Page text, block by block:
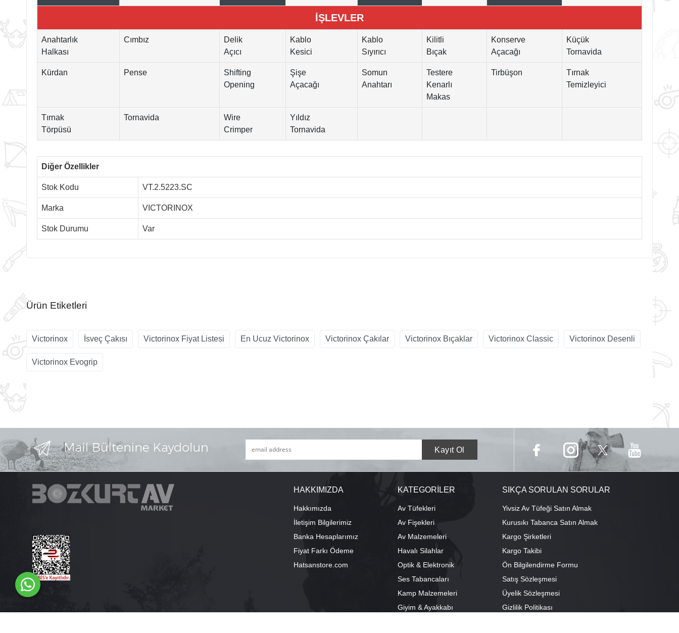
İŞLEVLER
Anahtarlık
Halkası
Cımbız
Delik
Açıcı
Kablo
Kesici
Kablo
Sıyırıcı
Kilitli
Bıçak
Konserve
Açacağı
Küçük
Tornavida
Kürdan Pense
Shifting
Opening
Şişe
Açacağı
Somun
Anahtarı
Testere
Kenarlı
Makas
Tirbüşon
Tırnak
Temizleyici
Tırnak
Törpüsü
Tornavida
Wire
Crimper
Yıldız
Tornavida
Diğer Özellikler
Stok Kodu VT.2.5223.SC
Marka VICTORINOX
Stok Durumu Var
Ürün Etiketleri
Victorinox İsveç Çakısı Victorinox Fiyat Listesi En Ucuz Victorinox Victorinox Çakılar Victorinox Bıçaklar Victorinox Classic Victorinox Desenli
Victorinox Evogrip
HAKKIMIZDA
Hakkımızda
İletişim Bilgilerimiz
Banka Hesaplarımız
Fiyat Farkı Ödeme
Hatsanstore.com
KATEGORİLER
Av Tüfekleri
Av Fişekleri
Av Malzemeleri
Havalı Silahlar
Optik & Elektronik
Ses Tabancaları
Kamp Malzemeleri
Giyim & Ayakkabı
SIKÇA SORULAN SORULAR
Yivsiz Av Tüfeği Satın Almak
Kurusıkı Tabanca Satın Almak
Kargo Şirketleri
Kargo Takibi
Ön Bilgilendirme Formu
Satış Sözleşmesi
Üyelik Sözleşmesi
Gizlilik Politikası